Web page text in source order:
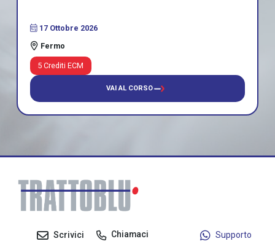
17 Ottobre 2026
Fermo
5 Crediti ECM
VAI AL CORSO
Scrivici Chiamaci Supporto